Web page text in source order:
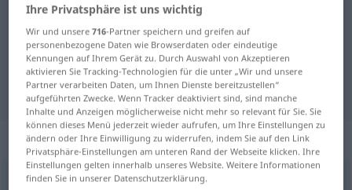
Englisch-Deutsch Übersetzung für
"secluded"
"secluded" Deutsch Übersetzung
„secluded“: adjective
secludedadj
Ihre Privatsphäre ist uns wichtig
Wir und unsere716-Partner speichern und greifen auf
personenbezogene Daten wie Browserdaten oder eindeutige
Kennungen auf Ihrem Gerät zu. Durch Auswahl von Akzeptieren
aktivieren Sie Tracking-Technologien für die unter „Wir und unsere
Partner verarbeiten Daten, um Ihnen Dienste bereitzustellen“
aufgeführten Zwecke. Wenn Tracker deaktiviert sind, sind manche
Inhalte und Anzeigen möglicherweise nicht mehr so relevant für Sie. Sie
können dieses Menü jederzeit wieder aufrufen, um Ihre Einstellungen zu
ändern oder Ihre Einwilligung zu widerrufen, indem Sie auf den Link
Privatsphäre-Einstellungen am unteren Rand der Webseite klicken. Ihre
Einstellungen gelten innerhalb unseres Website. Weitere Informationen
finden Sie in unserer Datenschutzerklärung.